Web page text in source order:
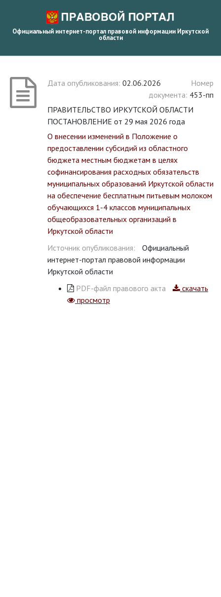
Официальный интернет-портал правовой информации Иркутской
области
Дата опубликования: 02.06.2026
Номер
документа: 453-пп
ПРАВИТЕЛЬСТВО ИРКУТСКОЙ ОБЛАСТИ
ПОСТАНОВЛЕНИЕ от 29 мая 2026 года
О внесении изменений в Положение о
предоставлении субсидий из областного
бюджета местным бюджетам в целях
софинансирования расходных обязательств
муниципальных образований Иркутской области
на обеспечение бесплатным питьевым молоком
обучающихся 1-4 классов муниципальных
общеобразовательных организаций в
Иркутской области
Источник опубликования:
Официальный
интернет-портал правовой информации
Иркутской области
PDF-файл правового акта
скачать
просмотр